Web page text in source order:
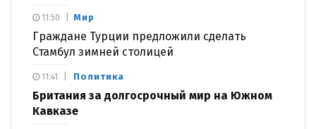
Мир
Граждане Турции предложили сделать
Стамбул зимней столицей
11:50
Политика
Британия за долгосрочный мир на Южном
Кавказе
11:41